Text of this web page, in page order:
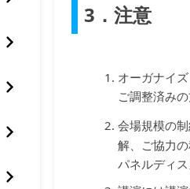
3．注意
オーガナイ
ご調整済み
会場規模の
解、ご協力
パネルディ